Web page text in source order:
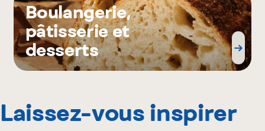
Boulangerie,
pâtisserie et
desserts
Laissez-vous inspirer